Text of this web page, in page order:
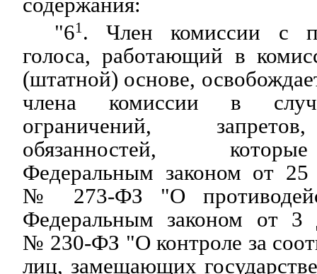
"61 . Член комиссии с
голоса, работающий в
(штатной) основе,
члена комиссии в
ограничений,
обязанностей,
Федеральным законом от 25
№ 273-ФЗ "О
Федеральным законом от 3
№ 230-ФЗ "О контроле за
лиц, замещающих